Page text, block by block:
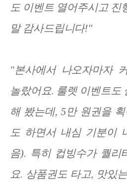
도 이벤트 열어주시고 진
말 감사드립니다!"
"본사에서 나오자마자
놀랐어요. 룰렛 이벤트도
해 봤는데, 5만 원권을
도 하면서 내심 기분이
음). 특히 컵빙수가 퀄리
요. 상품권도 타고, 맛있